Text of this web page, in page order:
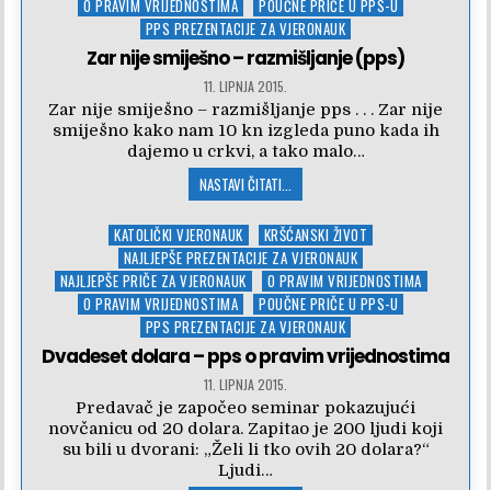
O PRAVIM VRIJEDNOSTIMA
POUČNE PRIČE U PPS-U
PPS PREZENTACIJE ZA VJERONAUK
Zar nije smiješno – razmišljanje (pps)
11. LIPNJA 2015.
Zar nije smiješno – razmišljanje pps . . . Zar nije
smiješno kako nam 10 kn izgleda puno kada ih
dajemo u crkvi, a tako malo…
NASTAVI ČITATI...
Posted
in
KATOLIČKI VJERONAUK
KRŠĆANSKI ŽIVOT
NAJLJEPŠE PREZENTACIJE ZA VJERONAUK
NAJLJEPŠE PRIČE ZA VJERONAUK
O PRAVIM VRIJEDNOSTIMA
O PRAVIM VRIJEDNOSTIMA
POUČNE PRIČE U PPS-U
PPS PREZENTACIJE ZA VJERONAUK
Dvadeset dolara – pps o pravim vrijednostima
11. LIPNJA 2015.
Predavač je započeo seminar pokazujući
novčanicu od 20 dolara. Zapitao je 200 ljudi koji
su bili u dvorani: „Želi li tko ovih 20 dolara?“
Ljudi…